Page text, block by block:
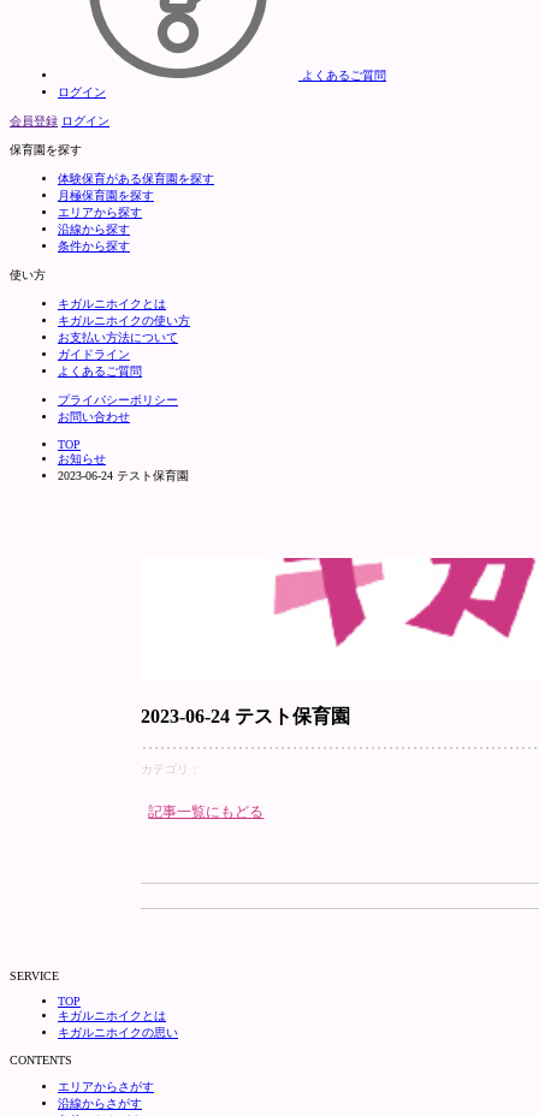
よくあるご質問
ログイン
会員登録 ログイン
保育園を探す
体験保育がある保育園を探す
月極保育園を探す
エリアから探す
沿線から探す
条件から探す
使い方
キガルニホイクとは
キガルニホイクの使い方
お支払い方法について
ガイドライン
よくあるご質問
プライバシーポリシー
お問い合わせ
TOP
お知らせ
2023-06-24 テスト保育園
2023-06-24 テスト保育園
カテゴリ：
記事一覧にもどる
SERVICE
TOP
キガルニホイクとは
キガルニホイクの思い
CONTENTS
エリアからさがす
沿線からさがす